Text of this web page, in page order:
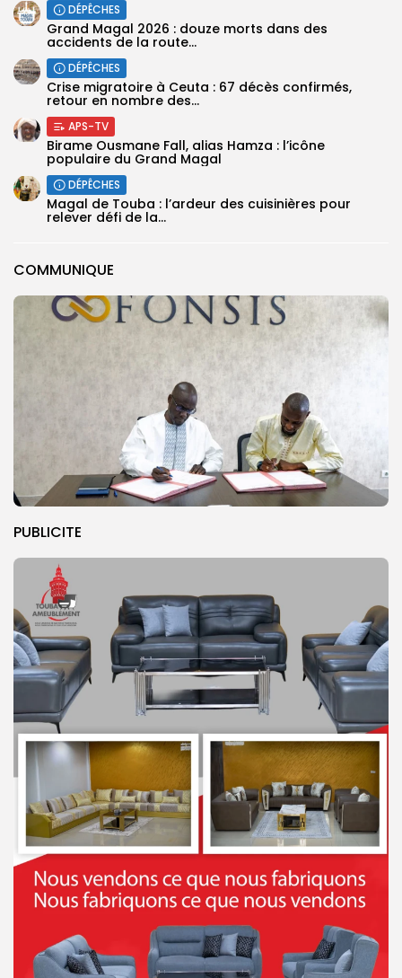
COMMUNIQUE
PUBLICITE
DÉPÊCHES
Grand Magal 2026 : douze morts dans des
accidents de la route...
DÉPÊCHES
Crise migratoire à Ceuta : 67 décès confirmés,
retour en nombre des...
APS-TV
Birame Ousmane Fall, alias Hamza : l’icône
populaire du Grand Magal
DÉPÊCHES
Magal de Touba : l’ardeur des cuisinières pour
relever défi de la...